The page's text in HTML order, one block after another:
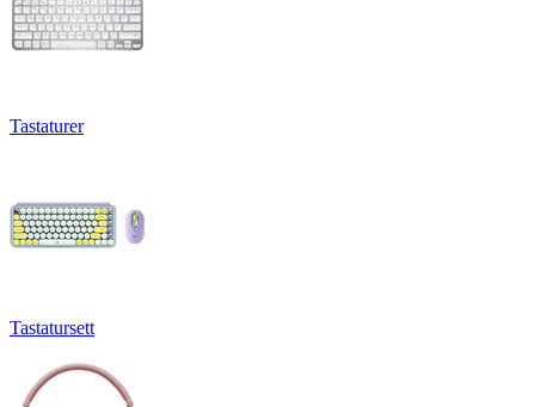
Tastaturer
Tastatursett